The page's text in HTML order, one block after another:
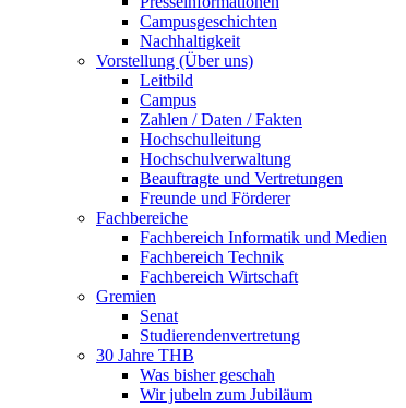
Campusgeschichten
Nachhaltigkeit
Vorstellung (Über uns)
Leitbild
Campus
Zahlen / Daten / Fakten
Hochschulleitung
Hochschulverwaltung
Beauftragte und Vertretungen
Freunde und Förderer
Fachbereiche
Fachbereich Informatik und Medien
Fachbereich Technik
Fachbereich Wirtschaft
Gremien
Senat
Studierendenvertretung
30 Jahre THB
Was bisher geschah
Wir jubeln zum Jubiläum